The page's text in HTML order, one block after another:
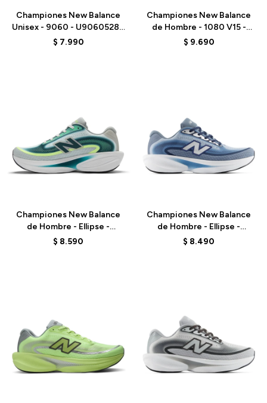
Championes New Balance
Unisex - 9060 - U9060528 -
PURPLE
$ 7.990
Championes New Balance
de Hombre - 1080 V15 -
M10801VU - GREY
$ 9.690
Championes New Balance
de Hombre - Ellipse -
MELPS4B2 - GREEN
$ 8.590
Championes New Balance
de Hombre - Ellipse -
MELPS6Z5 - BLUE
$ 8.490